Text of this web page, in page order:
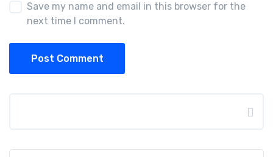
Save my name and email in this browser for the
next time I comment.
Post Comment